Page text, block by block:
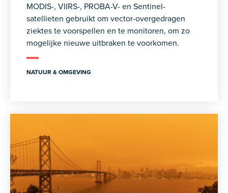
MODIS-, VIIRS-, PROBA-V- en Sentinel-
satellieten gebruikt om vector-overgedragen
ziektes te voorspellen en te monitoren, om zo
mogelijke nieuwe uitbraken te voorkomen.
NATUUR & OMGEVING